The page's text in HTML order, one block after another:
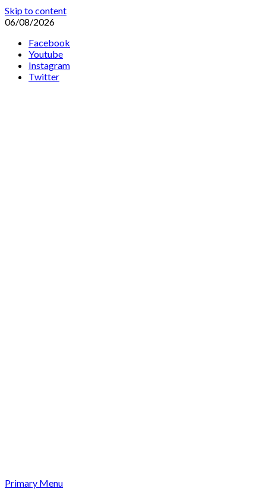
Skip to content
06/08/2026
Facebook
Youtube
Instagram
Twitter
Primary Menu